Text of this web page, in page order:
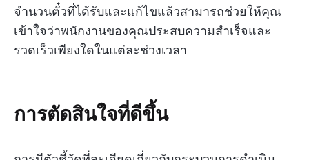
จำนวนตั๋วที่ได้รับและแก้ไขแล้วสามารถช่วยให้คุณ
เข้าใจว่าพนักงานของคุณประสบความสำเร็จและ
รวดเร็วเพียงใดในแต่ละช่วงเวลา
การตัดสินใจที่ดีขึ้น